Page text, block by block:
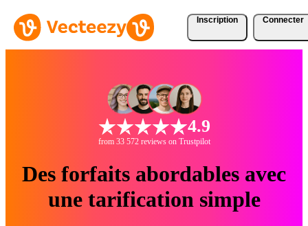
Inscription Connecter
4.9
from 33 572 reviews on Trustpilot
Des forfaits abordables avec
une tarification simple